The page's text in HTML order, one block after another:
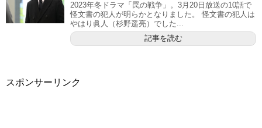
2023年冬ドラマ「罠の戦争」。3月20日放送の10話で
怪文書の犯人が明らかとなりました。 怪文書の犯人は
やはり眞人（杉野遥亮）でした...
記事を読む
スポンサーリンク